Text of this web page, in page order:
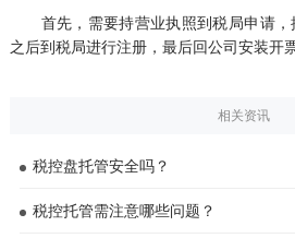
首先，需要持营业执照到税局申请，
之后到税局进行注册，最后回公司安装开
相关资讯
税控盘托管安全吗？
税控托管需注意哪些问题？